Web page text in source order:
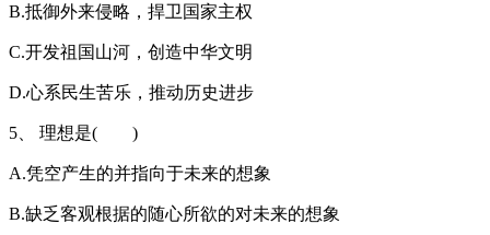
B.抵御外来侵略，捍卫国家主权
C.开发祖国山河，创造中华文明
D.心系民生苦乐，推动历史进步
5、 理想是( )
A.凭空产生的并指向于未来的想象
B.缺乏客观根据的随心所欲的对未来的想象